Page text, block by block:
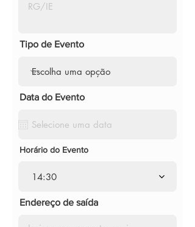
Tipo de Evento
Data do Evento
Horário do Evento
14:30
Endereço de saída